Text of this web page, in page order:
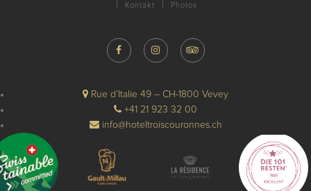
Kontakt Photos
Rue d’Italie 49 – CH-1800 Vevey
+41 21 923 32 00
info@hoteltroiscouronnes.ch